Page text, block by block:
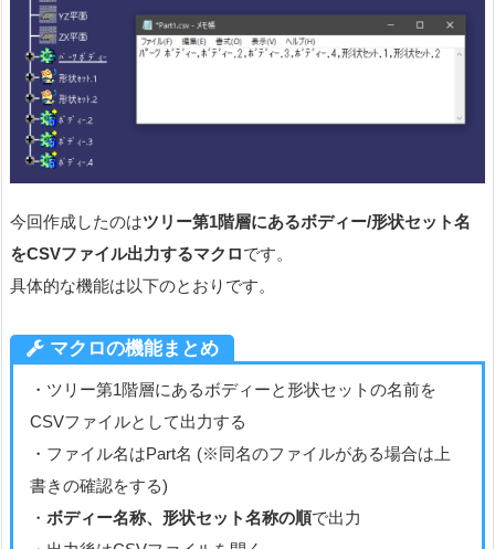
今回作成したのはツリー第1階層にあるボディー/形状セット名
をCSVファイル出力するマクロです。
具体的な機能は以下のとおりです。
マクロの機能まとめ
・ツリー第1階層にあるボディーと形状セットの名前を
CSVファイルとして出力する
・ファイル名はPart名 (※同名のファイルがある場合は上
書きの確認をする)
・ボディー名称、形状セット名称の順で出力